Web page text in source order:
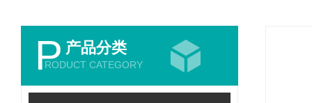
P 产品分类
RODUCT CATEGORY